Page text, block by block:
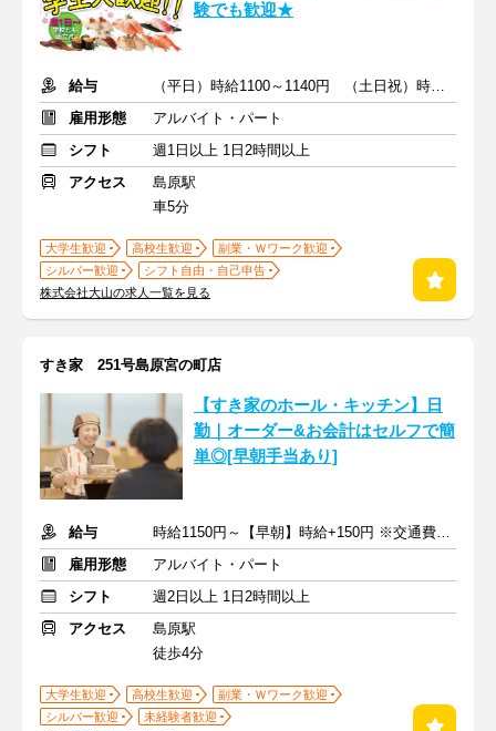
験でも歓迎★
給与
（平日）時給1100～1140円 （土日祝）時給1130～1170円
雇用形態
アルバイト・パート
シフト
週1日以上 1日2時間以上
アクセス
島原駅
車5分
大学生歓迎 高校生歓迎
副業・Ｗワーク歓迎
シルバー歓迎
シフト自由・自己申告
株式会社大山の求人一覧を見る
すき家 251号島原宮の町店
【すき家のホール・キッチン】日
勤｜オーダー&お会計はセルフで簡
単◎[早朝手当あり]
給与
時給1150円～【早朝】時給+150円 ※交通費支給
雇用形態
アルバイト・パート
シフト
週2日以上 1日2時間以上
アクセス
島原駅
徒歩4分
大学生歓迎 高校生歓迎
副業・Ｗワーク歓迎
シルバー歓迎
未経験者歓迎